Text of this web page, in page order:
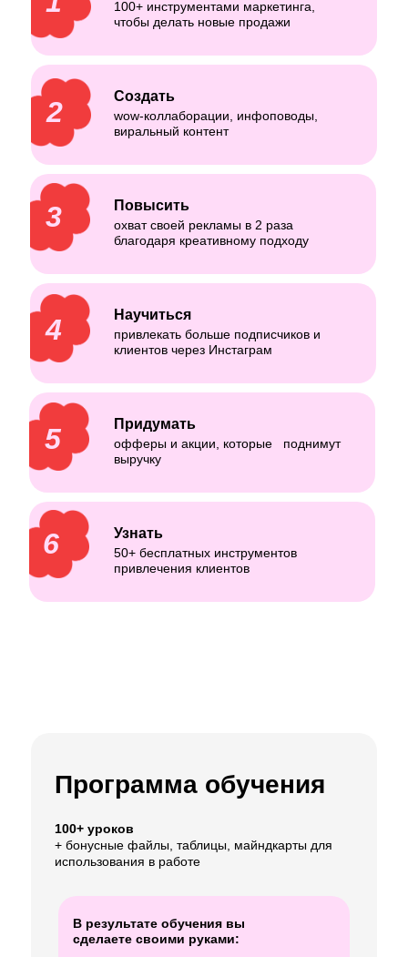
100+ инструментами маркетинга,
чтобы делать новые продажи
Создать
wow-коллаборации, инфоповоды,
виральный контент
2
3 Повысить
охват своей рекламы в 2 раза
благодаря креативному подходу
4 Научиться
привлекать больше подписчиков и
клиентов через Инстаграм
5 Придумать
офферы и акции, которые поднимут
выручку
6 Узнать
50+ бесплатных инструментов
привлечения клиентов
Программа обучения
100+ уроков
+ бонусные файлы, таблицы, майндкарты для
использования в работе
В результате обучения вы
сделаете своими руками: